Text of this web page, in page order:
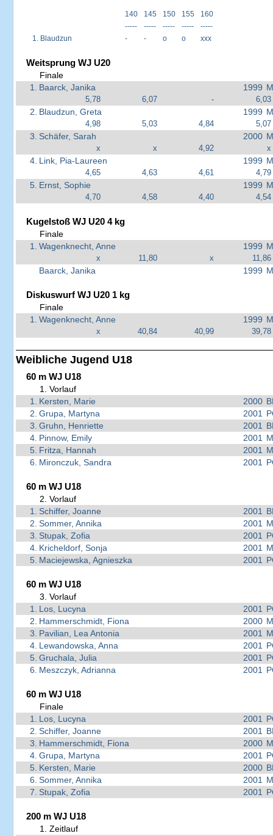
140 145 150 155
160
-----
----- ----- -----
-----
1. Blaudzun - - o o xxx
Weitsprung WJ U20
Finale
1.
Baarck, Janika 1999
5,78 6,07 - 6,03
2. Blaudzun, Greta 1999
4,98 5,03 4,84 5,07
3. Schäfer, Sarah 2000
x x 4,92 x
4. Link, Pia-Laureen 1999
4,65 4,63 4,61 4,79
5. Ernst, Sophie 1999
4,70 4,58 4,40 4,54
Kugelstoß WJ U20 4 kg
Finale
1.
Wagenknecht, Anne 1999
x 11,80 x 11,86
Baarck, Janika 1999
Diskuswurf WJ U20 1 kg
Finale
1.
Wagenknecht, Anne 1999
x 40,84 40,99 39,78
Weibliche Jugend U18
60 m WJ U18
1. Vorlauf
1.
Kersten, Marie 2000
2. Grupa, Martyna 2001
3. Gruhn, Henriette 2001
4. Pinnow, Emily 2001
5. Fritza, Hannah 2001
6. Mironczuk, Sandra 2001
60 m WJ U18
2. Vorlauf
1.
Schiffer, Joanne 2001
2. Sommer, Annika 2001
3. Stupak, Zofia 2001
4. Kricheldorf, Sonja 2001
5. Maciejewska, Agnieszka 2001
60 m WJ U18
3. Vorlauf
1.
Los, Lucyna 2001
2. Hammerschmidt, Fiona 2000
3. Pavilian, Lea Antonia 2001
4. Lewandowska, Anna 2001
5. Gruchala, Julia 2001
6. Meszczyk, Adrianna 2001
60 m WJ U18
Finale
1.
Los, Lucyna 2001
2. Schiffer, Joanne 2001
3. Hammerschmidt, Fiona 2000
4. Grupa, Martyna 2001
5. Kersten, Marie 2000
6. Sommer, Annika 2001
7. Stupak, Zofia 2001
200 m WJ U18
1. Zeitlauf